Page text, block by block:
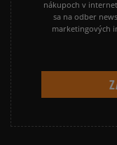
nákupoch v
sa na odber
marketingových